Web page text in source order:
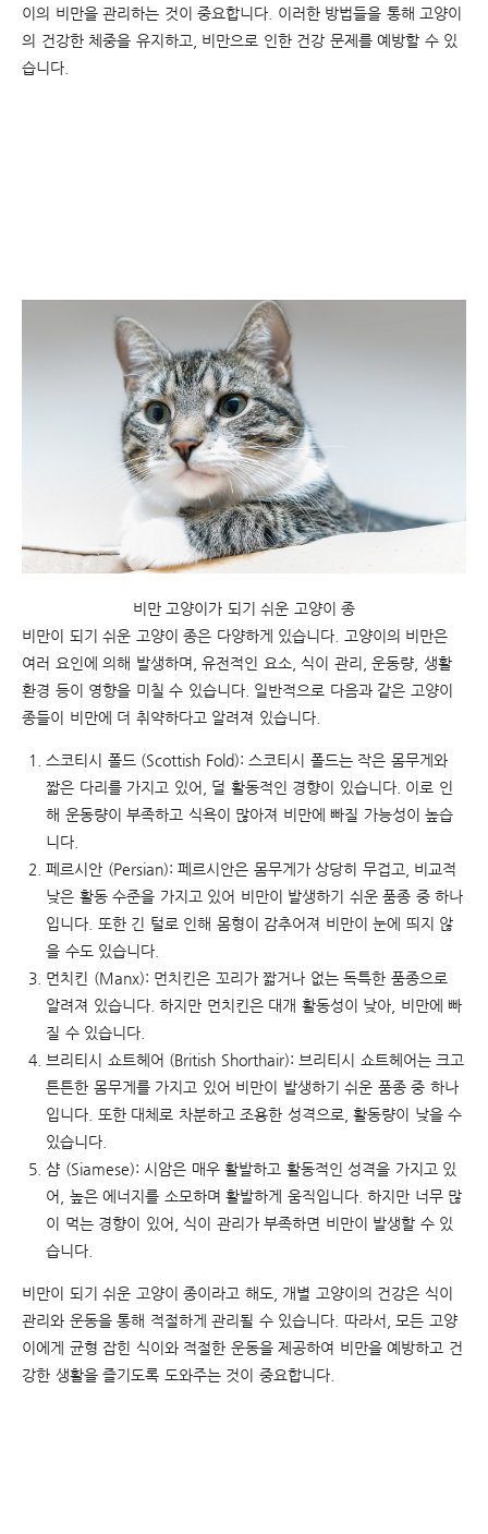
이의 비만을 관리하는 것이 중요합니다 이러한 방법들을 통해 고양이
의 건강한 체중을 유지하고 비만으로 인한 건강 문제를 예방할 수 있
습니다
비만 고양이가 되기 쉬운 고양이 종
비만이 되기 쉬운 고양이 종은 다양하게 있습니다. 고양이의 비만은
여러 요인에 의해 발생하며, 유전적인 요소, 식이 관리, 운동량, 생활
환경 등이 영향을 미칠 수 있습니다. 일반적으로 다음과 같은 고양이
종들이 비만에 더 취약하다고 알려져 있습니다.
스코티시 폴드 (Scottish Fold): 스코티시 폴드는 작은 몸무게와
짧은 다리를 가지고 있어, 덜 활동적인 경향이 있습니다. 이로 인
해 운동량이 부족하고 식욕이 많아져 비만에 빠질 가능성이 높습
니다.
페르시안 (Persian): 페르시안은 몸무게가 상당히 무겁고, 비교적
낮은 활동 수준을 가지고 있어 비만이 발생하기 쉬운 품종 중 하나
입니다. 또한 긴 털로 인해 몸형이 감추어져 비만이 눈에 띄지 않
을 수도 있습니다.
먼치킨 (Manx): 먼치킨은 꼬리가 짧거나 없는 독특한 품종으로
알려져 있습니다. 하지만 먼치킨은 대개 활동성이 낮아, 비만에 빠
질 수 있습니다.
브리티시 쇼트헤어 (British Shorthair): 브리티시 쇼트헤어는 크고
튼튼한 몸무게를 가지고 있어 비만이 발생하기 쉬운 품종 중 하나
입니다. 또한 대체로 차분하고 조용한 성격으로, 활동량이 낮을 수
있습니다.
샴 (Siamese): 시암은 매우 활발하고 활동적인 성격을 가지고 있
어, 높은 에너지를 소모하며 활발하게 움직입니다. 하지만 너무 많
이 먹는 경향이 있어, 식이 관리가 부족하면 비만이 발생할 수 있
습니다.
비만이 되기 쉬운 고양이 종이라고 해도, 개별 고양이의 건강은 식이
관리와 운동을 통해 적절하게 관리될 수 있습니다. 따라서, 모든 고양
이에게 균형 잡힌 식이와 적절한 운동을 제공하여 비만을 예방하고 건
강한 생활을 즐기도록 도와주는 것이 중요합니다.